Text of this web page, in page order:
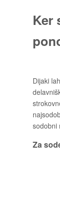
Ker
Dijaki
sodobni
Za